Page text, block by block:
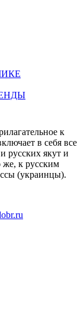
к
в себя все
русских якут и
же, к русским
(украинцы).